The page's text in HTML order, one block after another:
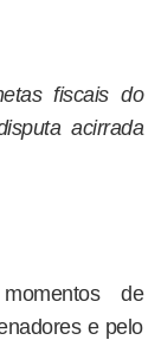
fiscais do
acirrada
de
e pelo